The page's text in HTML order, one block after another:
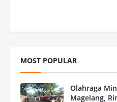
MOST POPULAR
Olahraga
Magelang,